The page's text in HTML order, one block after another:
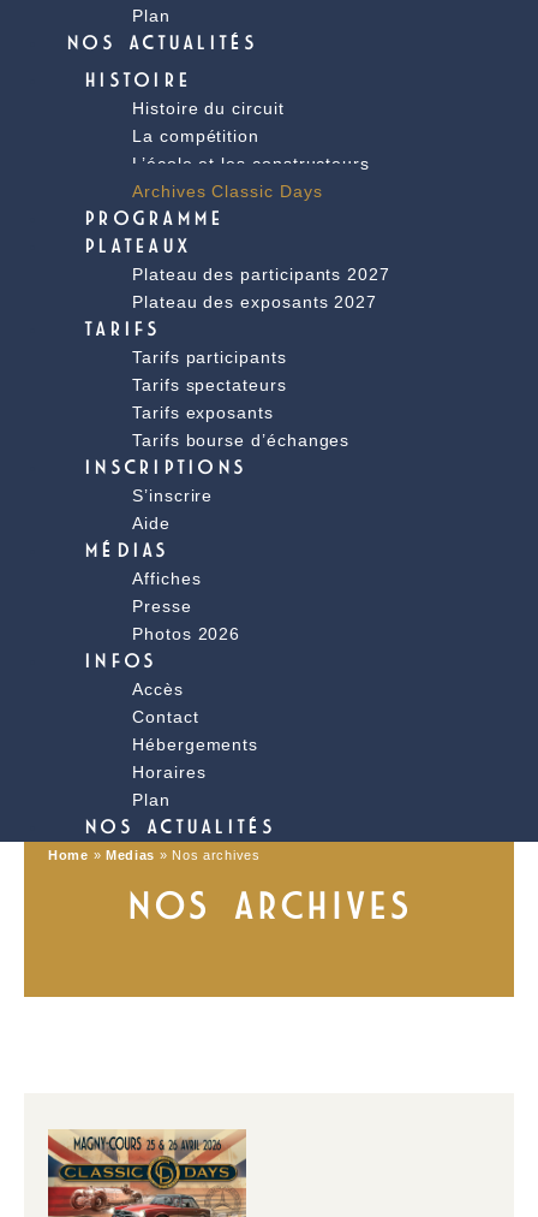
Plan
NOS ACTUALITÉS
HISTOIRE
Histoire du circuit
La compétition
L’école et les constructeurs
Archives Classic Days
PROGRAMME
PLATEAUX
Plateau des participants 2027
Plateau des exposants 2027
TARIFS
Tarifs participants
Tarifs spectateurs
Tarifs exposants
Tarifs bourse d’échanges
INSCRIPTIONS
S’inscrire
Aide
MÉDIAS
Affiches
Presse
Photos 2026
INFOS
Accès
Contact
Hébergements
Horaires
Plan
NOS ACTUALITÉS
Home » Medias » Nos archives
NOS ARCHIVES